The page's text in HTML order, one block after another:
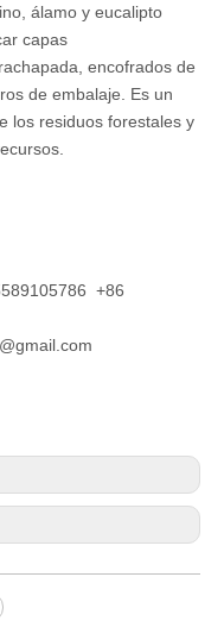
álamo y eucalipto
capas
encofrados de
de embalaje. Es un
los residuos forestales y
+86